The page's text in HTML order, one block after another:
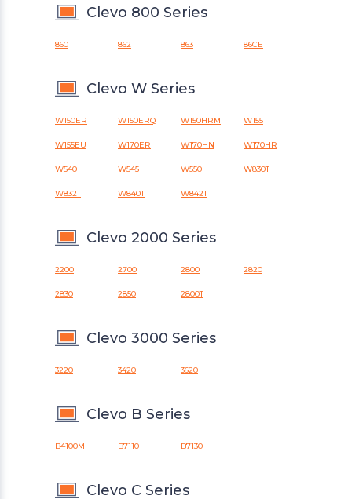
Clevo 800 Series
860 862 863 86CE
Clevo W Series
W150ER W150ERQ W150HRM W155
W155EU W170ER W170HN W170HR
W540 W545 W550 W830T
W832T W840T W842T
Clevo 2000 Series
2200 2700 2800 2820
2830 2850 2800T
Clevo 3000 Series
3220 3420 3620
Clevo B Series
B4100M B7110 B7130
Clevo C Series